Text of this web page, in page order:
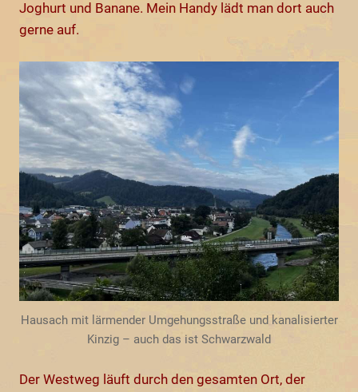
Joghurt und Banane. Mein Handy lädt man dort auch
gerne auf.
Hausach mit lärmender Umgehungsstraße und kanalisierter
Kinzig – auch das ist Schwarzwald
Der Westweg läuft durch den gesamten Ort, der